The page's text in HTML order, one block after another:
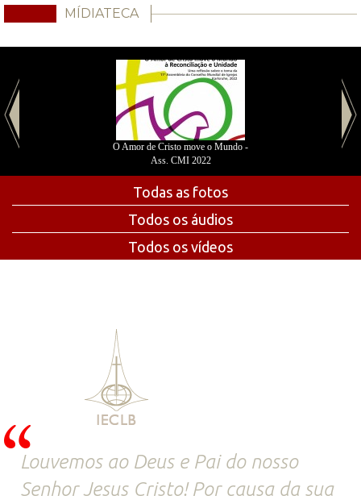
MÍDIATECA
O Amor de Cristo move o Mundo -
Ass. CMI 2022
Todas as fotos
Todos os áudios
Todos os vídeos
Louvemos ao Deus e Pai do nosso
Senhor Jesus Cristo! Por causa da sua